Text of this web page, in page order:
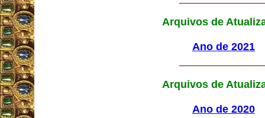
Arquivos de
Ano de 2021
Arquivos de
Ano de 2020